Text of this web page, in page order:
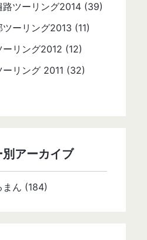
路ツーリング2014 (39)
ーリング2013 (11)
ーリング2012 (12)
ーリング 2011 (32)
アーカイブ
まん (184)